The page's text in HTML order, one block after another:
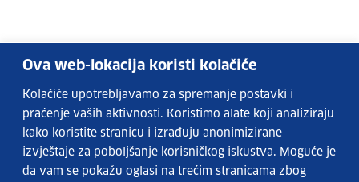
Ova web-lokacija koristi kolačiće
Kolačiće upotrebljavamo za spremanje postavki i
praćenje vaših aktivnosti. Koristimo alate koji analiziraju
kako koristite stranicu i izrađuju anonimizirane
izvještaje za poboljšanje korisničkog iskustva. Moguće je
da vam se pokažu oglasi na trećim stranicama zbog